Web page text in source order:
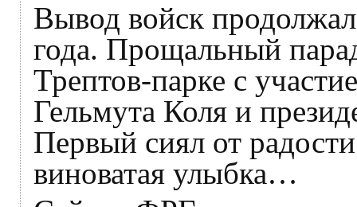
Вывод войск
года. Прощальный
Трептов-парке с
Гельмута Коля и
Первый сиял от
виноватая улыбка…